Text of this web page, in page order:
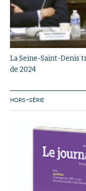
La Seine-Saint-Denis
de 2024
HORS-SÉRIE